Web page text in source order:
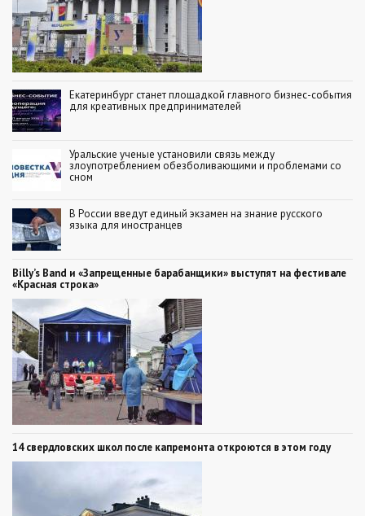
Екатеринбург станет площадкой главного бизнес-события
для креативных предпринимателей
Уральские ученые установили связь между
злоупотреблением обезболивающими и проблемами со
сном
В России введут единый экзамен на знание русского
языка для иностранцев
Billy’s Band и «Запрещенные барабанщики» выступят на фестивале
«Красная строка»
14 свердловских школ после капремонта откроются в этом году